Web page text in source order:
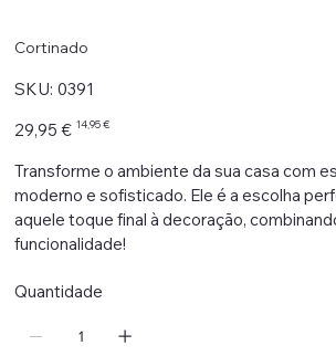
Cortinado
SKU: SKU
0391
0391
Preço
original
29,95 € Preço
14,95 €
Transforme o ambiente da sua casa com
moderno e sofisticado. Ele é a escolha
aquele toque final à decoração,
funcionalidade!
Quantidade